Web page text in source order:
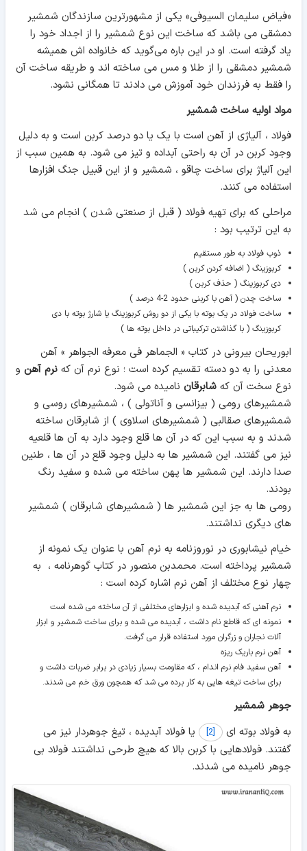
«فیاض سلیمان السیوفی» یکی از مشهورترین سازندگان شمشیر
دمشقی می باشد که ساخت این نوع شمشیر را از اجداد خود را
یاد گرفته است. او در این باره می‌گوید که خانواده اش همیشه
شمشیر دمشقی را از طلا و مس می ‌ساخته اند و طریقه ساخت آن
را فقط به فرزندان خود آموزش می دادند تا همگانی نشود.
مواد اولیه ساخت شمشیر
فولاد ، آلیاژی از آهن است با یک یا دو درصد کربن است و به دلیل
وجود کربن در آن به راحتی آبداده و تیز می شود. به همین سبب از
این آلیاژ برای ساخت چاقو ، شمشیر و از این قبیل جنگ افزارها
استفاده می کنند.
مراحلی که برای تهیه فولاد ( قبل از صنعتی شدن ) انجام می شد
به این ترتیب بود :
ذوب فولاد به طور مستقیم
کربوزینگ ( اضافه کردن کربن )
دی کربوزینگ ( حذف کربن )
ساخت چدن ( آهن با کربنی حدود 2-4 درصد )
ساخت فولاد در یک بوته با یکی از دو روش کربوزینگ یا شارژ بوته با دی
کربوزینگ ( با گذاشتن ترکیباتی در داخل بوته ها )
ابوریحان بیرونی در کتاب « الجماهر فی معرفه الجواهر » آهن
معدنی را به دو دسته تقسیم کرده است ؛ نوع نرم آن که نرم آهن و
نوع سخت آن که شابرقان نامیده می شود.
شمشیرهای رومی ( بیزانسی و آناتولی ) ، شمشیرهای روسی و
شمشیرهای صقالبی ( شمشیرهای اسلاوی ) از شابرقان ساخته
شدند و به سبب این که در آن ها قلع وجود دارد به آن ها قلعیه
نیز می گفتند. این شمشیر ها به دلیل وجود قلع در آن ها ، طنین
صدا دارند. این شمشیر ها پهن ساخته می شده و سفید رنگ
بودند.
رومی ها به جز این شمشیر ها ( شمشیرهای شابرقان ) شمشیر
های دیگری نداشتند.
خیام نیشابوری در نوروزنامه به نرم آهن با عنوان یک نمونه از
شمشیر پرداخته است. محمدبن منصور در کتاب گوهرنامه ، به
چهار نوع مختلف از آهن نرم اشاره کرده است :
نرم آهنی که آبدیده شده و ابزارهای مختلفی از آن ساخته می شده است
نمونه ای که قاطع نام داشت ، آبدیده می شده و برای ساخت شمشیر و ابزار
آلات نجاران و زرگران مورد استفاده قرار می گرفت.
آهن نرم باریک ریزه
آهن سفید فام نرم اندام ، که مقاومت بسیار زیادی در برابر ضربات داشت و
برای ساخت تیغه هایی به کار برده می شد که همچون ورق خم می شدند.
جوهر شمشیر
به فولاد بوته ای
[2]
یا فولاد آبدیده ، تیغ جوهردار نیز می
گفتند. فولادهایی با کربن بالا که هیچ طرحی نداشتند فولاد بی
جوهر نامیده می شدند.